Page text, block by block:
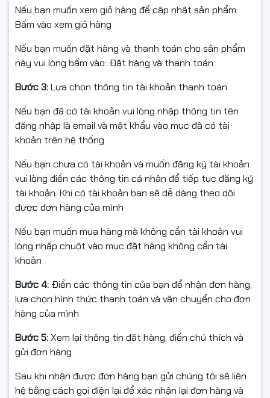
Nếu bạn muốn xem giỏ hàng để cập nhật sản phẩm:
Bấm vào xem giỏ hàng
Nếu bạn muốn đặt hàng và thanh toán cho sản phẩm
này vui lòng bấm vào: Đặt hàng và thanh toán
Bước 3:Lựa chọn thông tin tài khoản thanh toán
Nếu bạn đã có tài khoản vui lòng nhập thông tin tên
đăng nhập là email và mật khẩu vào mục đã có tài
khoản trên hệ thống
Nếu bạn chưa có tài khoản và muốn đăng ký tài khoản
vui lòng điền các thông tin cá nhân để tiếp tục đăng ký
tài khoản. Khi có tài khoản bạn sẽ dễ dàng theo dõi
được đơn hàng của mình
Nếu bạn muốn mua hàng mà không cần tài khoản vui
lòng nhấp chuột vào mục đặt hàng không cần tài
khoản
Bước 4: Điền các thông tin của bạn để nhận đơn hàng,
lựa chọn hình thức thanh toán và vận chuyển cho đơn
hàng của mình
Bước 5:Xem lại thông tin đặt hàng, điền chú thích và
gửi đơn hàng
Sau khi nhận được đơn hàng bạn gửi chúng tôi sẽ liên
hệ bằng cách gọi điện lại để xác nhận lại đơn hàng và